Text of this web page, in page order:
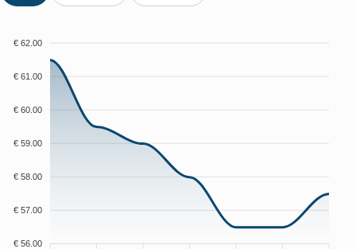
€ 62.00
€ 61.00
€ 60.00
€ 59.00
€ 58.00
€ 57.00
€ 56.00